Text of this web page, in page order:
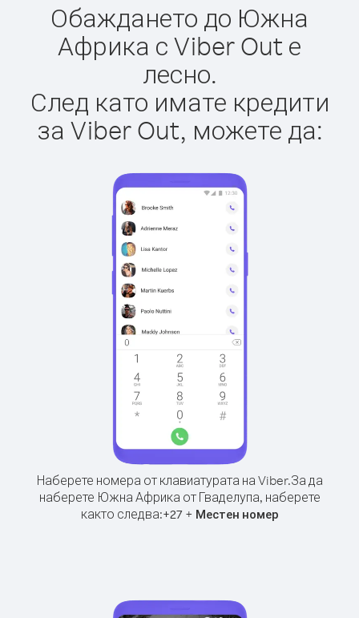
Обаждането до Южна
Африка с Viber Out е
лесно.
След като имате кредити
за Viber Out, можете да:
Наберете номера от клавиатурата на Viber.За да
наберете Южна Африка от Гваделупа, наберете
както следва:+27+ Местен номер